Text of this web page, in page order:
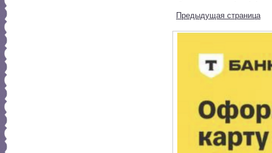
Предыдущая страница